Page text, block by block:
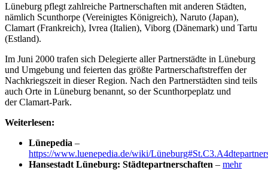
Lüneburg pflegt zahlreiche Partnerschaften mit anderen Städten,
nämlich Scunthorpe (Vereinigtes Königreich), Naruto (Japan),
Clamart (Frankreich), Ivrea (Italien), Viborg (Dänemark) und Tartu
(Estland).
Im Juni 2000 trafen sich Delegierte aller Partnerstädte in Lüneburg
und Umgebung und feierten das größte Partnerschaftstreffen der
Nachkriegszeit in dieser Region. Nach den Partnerstädten sind teils
auch Orte in Lüneburg benannt, so der Scunthorpeplatz und
der Clamart-Park.
Weiterlesen:
Lünepedia –
https://www.luenepedia.de/wiki/
Hansestadt Lüneburg: Städtepartnerschaften – mehr